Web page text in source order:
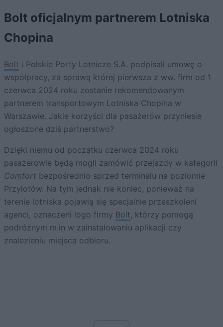
Bolt oficjalnym partnerem Lotniska
Chopina
Bolt i Polskie Porty Lotnicze S.A. podpisali umowę o
współpracy, za sprawą której pierwsza z ww. firm od 1
czerwca 2024 roku zostanie rekomendowanym
partnerem transportowym Lotniska Chopina w
Warszawie. Jakie korzyści dla pasażerów przyniesie
ogłoszone dziś partnerstwo?
Dzięki niemu od początku czerwca 2024 roku
pasażerowie będą mogli zamówić przejazdy w kategorii
Comfort bezpośrednio sprzed terminalu na poziomie
Przylotów. Na tym jednak nie koniec, ponieważ na
terenie lotniska pojawią się specjalnie przeszkoleni
agenci, oznaczeni logo firmy Bolt, którzy pomogą
podróżnym m.in w zainstalowaniu aplikacji czy
znalezieniu miejsca odbioru.